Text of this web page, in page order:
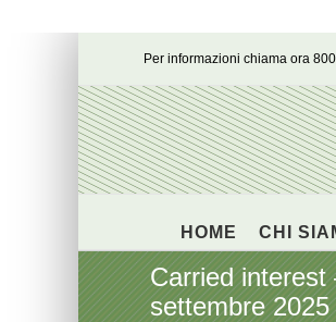
Per informazioni chiama ora
HOME CHI
Carried interest
settembre 2025